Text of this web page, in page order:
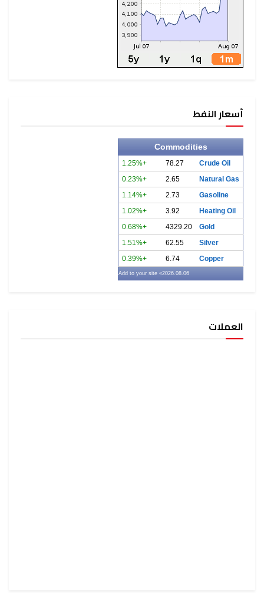
أسعار النفط
Commodities
Crude Oil
78.27
+1.25%
Natural Gas
2.65
+0.23%
Gasoline
2.73
+1.14%
Heating Oil
3.92
+1.02%
Gold
4329.20
+0.68%
Silver
62.55
+1.51%
Copper
6.74
+0.39%
2026.08.06
» Add to your site
العملات